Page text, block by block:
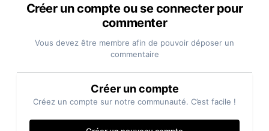
Créer un compte ou se connecter pour
commenter
Vous devez être membre afin de pouvoir déposer un
commentaire
Créer un compte
Créez un compte sur notre communauté. C’est facile !